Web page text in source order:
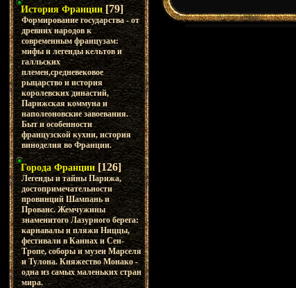
История Франции [79]
Формирование государства - от
древних народов к
современным французам:
мифы и легенды кельтов и
галльских
племен,средневековое
рыцарство и история
королевских династий,
Парижская коммуна и
наполеоновские завоевания.
Быт и особенности
французской кухни, история
виноделия во Франции.
Города Франции [126]
Легенды и тайны Парижа,
достопримечательности
провинций Шампань и
Прованс. Жемчужины
знаменитого Лазурного берега:
карнавалы и пляжи Ниццы,
фестивали в Каннах и Сен-
Тропе, соборы и музеи Марселя
и Тулона. Княжество Монако -
одна из самых маленьких стран
мира.